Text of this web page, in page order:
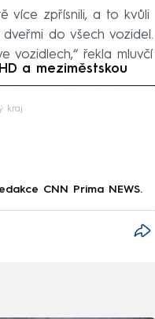
více zpřísnili, a to kvůli
do všech vozidel.
vozidlech,“ řekla mluvčí
a meziměstskou
kraj
CNN Prima NEWS.